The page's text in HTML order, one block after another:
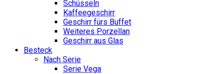
Schüsseln
Kaffeegeschirr
Geschirr fürs Buffet
Weiteres Porzellan
Geschirr aus Glas
Besteck
Nach Serie
Serie Vega